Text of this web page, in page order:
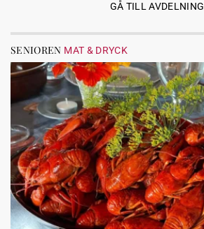
GÅ TILL AVDELNING
SENIOREN MAT & DRYCK